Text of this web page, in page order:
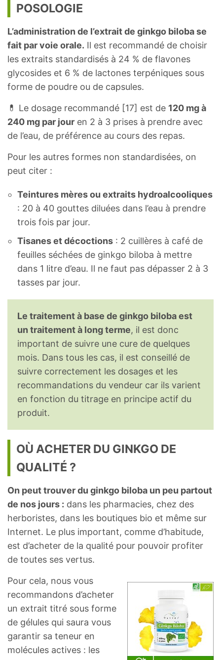
POSOLOGIE
L’administration de l’extrait de ginkgo biloba se
fait par voie orale. Il est recommandé de choisir
les extraits standardisés à 24 % de flavones
glycosides et 6 % de lactones terpéniques sous
forme de poudre ou de capsules.
💊 Le dosage recommandé [17] est de 120 mg à
240 mg par jour en 2 à 3 prises à prendre avec
de l’eau, de préférence au cours des repas.
Pour les autres formes non standardisées, on
peut citer :
Teintures mères ou extraits hydroalcooliques
: 20 à 40 gouttes diluées dans l’eau à prendre
trois fois par jour.
Tisanes et décoctions : 2 cuillères à café de
feuilles séchées de ginkgo biloba à mettre
dans 1 litre d’eau. Il ne faut pas dépasser 2 à 3
tasses par jour.
Le traitement à base de ginkgo biloba est
un traitement à long terme, il est donc
important de suivre une cure de quelques
mois. Dans tous les cas, il est conseillé de
suivre correctement les dosages et les
recommandations du vendeur car ils varient
en fonction du titrage en principe actif du
produit.
OÙ ACHETER DU GINKGO DE
QUALITÉ ?
On peut trouver du ginkgo biloba un peu partout
de nos jours : dans les pharmacies, chez des
herboristes, dans les boutiques bio et même sur
Internet. Le plus important, comme d’habitude,
est d’acheter de la qualité pour pouvoir profiter
de toutes ses vertus.
Pour cela, nous vous
recommandons d’acheter
un extrait titré sous forme
de gélules qui saura vous
garantir sa teneur en
molécules actives : les